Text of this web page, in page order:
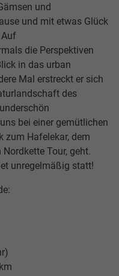
und
und mit etwas Glück
die Perspektiven
in das urban
Mal erstreckt er sich
des
bei einer gemütlichen
zum Hafelekar, dem
Tour, geht.
unregelmäßig statt!